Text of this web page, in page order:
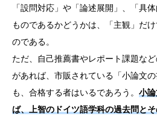
「設問対応」や「論述展開」、「具
ものであるかどうかは、「主観」だ
のである。
ただ、自己推薦書やレポート課題な
があれば、市販されている「小論文
も、合格する者はいるであろう。 小
ば、上智のドイツ語学科の過去問と